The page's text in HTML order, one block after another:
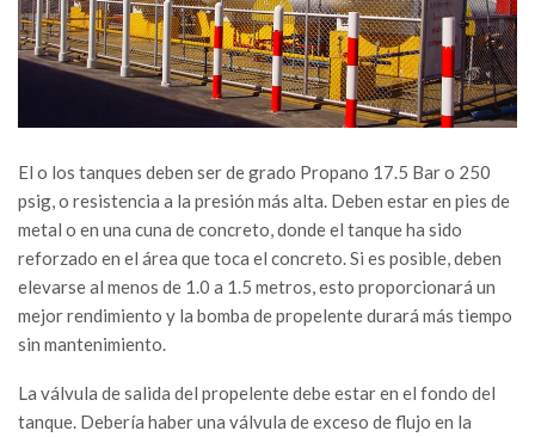
El o los tanques deben ser de grado Propano 17.5 Bar o 250
psig, o resistencia a la presión más alta. Deben estar en pies de
metal o en una cuna de concreto, donde el tanque ha sido
reforzado en el área que toca el concreto. Si es posible, deben
elevarse al menos de 1.0 a 1.5 metros, esto proporcionará un
mejor rendimiento y la bomba de propelente durará más tiempo
sin mantenimiento.
La válvula de salida del propelente debe estar en el fondo del
tanque. Debería haber una válvula de exceso de flujo en la